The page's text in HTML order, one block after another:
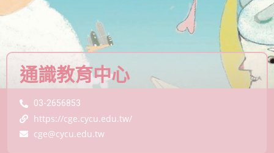
通識教育中心
03-2656853
https://cge.cycu.edu.tw/
cge@cycu.edu.tw